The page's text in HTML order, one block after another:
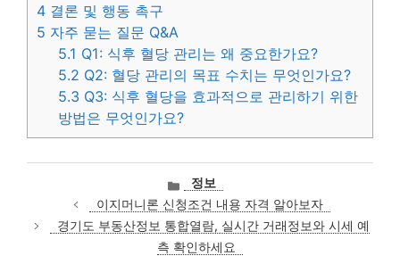
4 결론 및 행동 촉구
5 자주 묻는 질문 Q&A
5.1 Q1: 식후 혈당 관리는 왜 중요한가요?
5.2 Q2: 혈당 관리의 목표 수치는 무엇인가요?
5.3 Q3: 식후 혈당을 효과적으로 관리하기 위한
방법은 무엇인가요?
카
테
고
리
정보
이지머니론 신청조건 내용 자격 알아보자
경기도 부동산정보 통합열람, 실시간 거래정보와 시세 예
측 확인하세요